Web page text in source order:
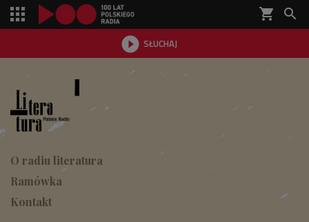
shopping_cart 
 SŁUCHAJ

O radiu literatura
Ramówka
Kontakt